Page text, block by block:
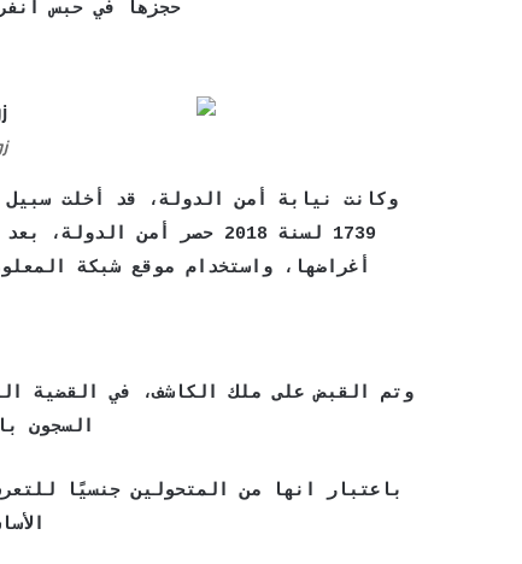
حجزها في حبس
وكانت نيابة أمن الدولة، قد أخلت
1739 لسنة 2018 حصر أمن
أغراضها، واستخدام موقع شبكة
السجون
باعتبار انها من المتحولين جنسيًا